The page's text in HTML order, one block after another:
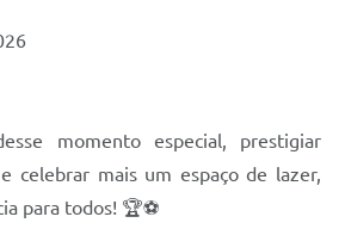
momento especial, prestigiar
celebrar mais um espaço de lazer,
para todos! 🏆⚽